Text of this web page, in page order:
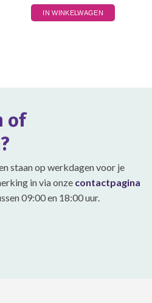
IN WINKELWAGEN
Dit
product
of
staan op werkdagen voor je
in via onze contactpagina
09:00 en 18:00 uur.